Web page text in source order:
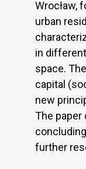
Wrocław,
urban
in
space.
capital
new
The paper
further